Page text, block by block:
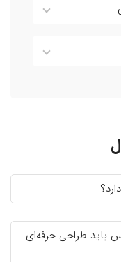
باید طراحی حرفه‌ای